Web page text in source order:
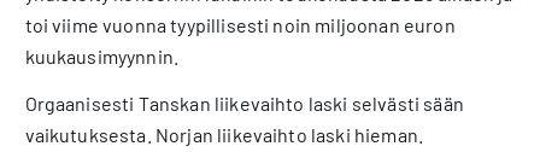
toi viime vuonna tyypillisesti noin miljoonan euron
kuukausimyynnin.
Orgaanisesti Tanskan liikevaihto laski selvästi sään
vaikutuksesta. Norjan liikevaihto laski hieman.